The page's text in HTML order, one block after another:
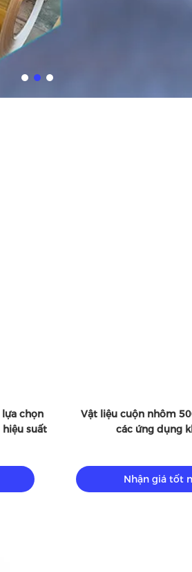
Tấm nhôm trơn 5000 Almg3
kim loại trang trí nhôm
Nhận giá tốt nhất